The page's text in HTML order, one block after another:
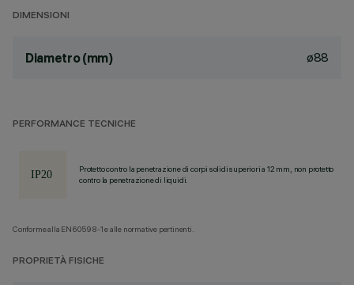
DIMENSIONI
Diametro (mm) ø88
PERFORMANCE TECNICHE
Protetto contro la penetrazione di corpi solidi superiori a 12 mm, non protetto
contro la penetrazione di liquidi.
Conforme alla EN60598-1 e alle normative pertinenti.
PROPRIETÀ FISICHE